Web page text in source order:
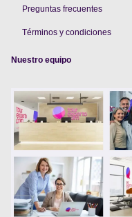
Preguntas frecuentes
Términos y condiciones
Nuestro equipo